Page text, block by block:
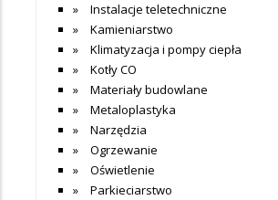
Instalacje teletechniczne
Kamieniarstwo
Klimatyzacja i pompy ciepła
Kotły CO
Materiały budowlane
Metaloplastyka
Narzędzia
Ogrzewanie
Oświetlenie
Parkieciarstwo